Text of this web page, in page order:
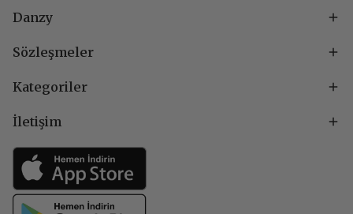
Danzy
Sözleşmeler
Kategoriler
İletişim